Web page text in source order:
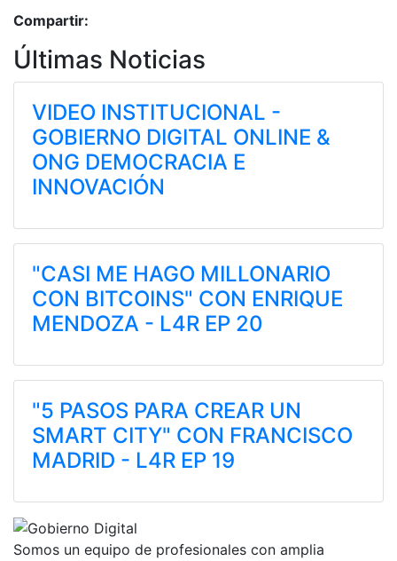
Compartir:
Últimas Noticias
VIDEO INSTITUCIONAL -
GOBIERNO DIGITAL ONLINE &
ONG DEMOCRACIA E
INNOVACIÓN
"CASI ME HAGO MILLONARIO
CON BITCOINS" CON ENRIQUE
MENDOZA - L4R EP 20
"5 PASOS PARA CREAR UN
SMART CITY" CON FRANCISCO
MADRID - L4R EP 19
Somos un equipo de profesionales con amplia